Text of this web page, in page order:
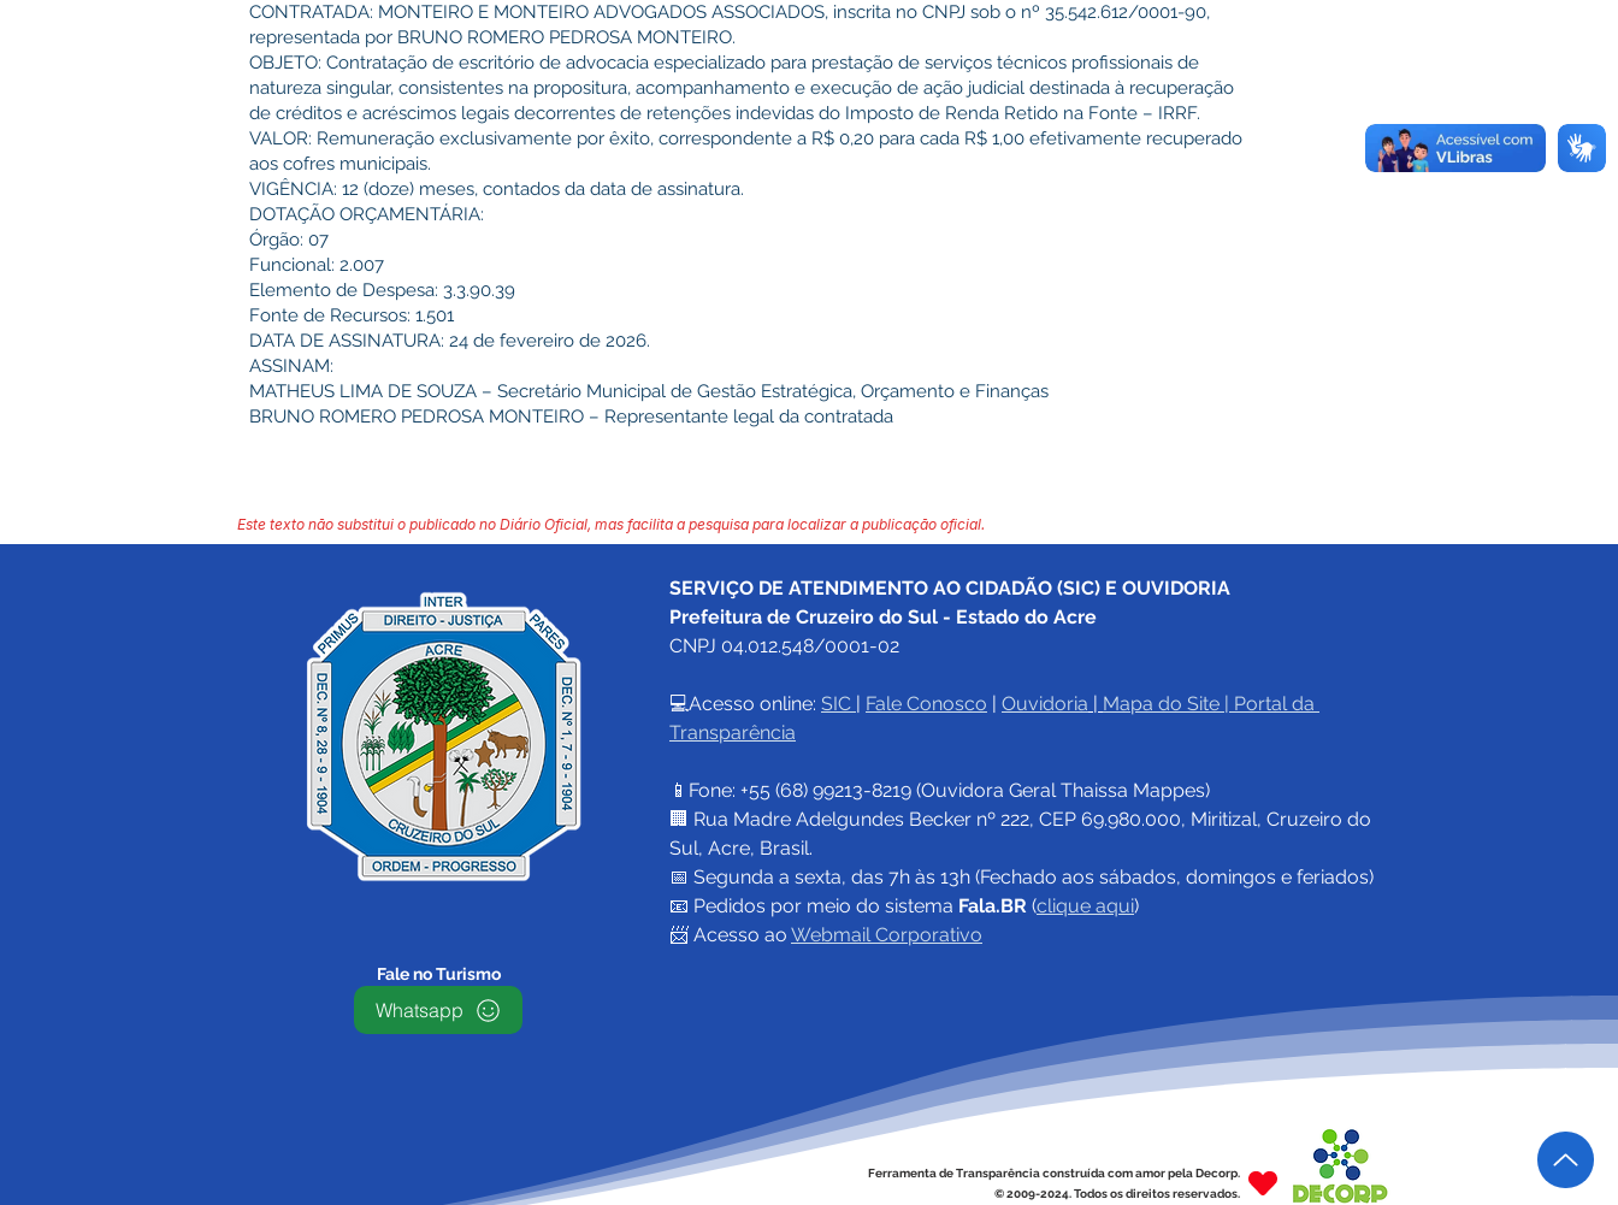
CONTRATADA: MONTEIRO E MONTEIRO ADVOGADOS ASSOCIADOS, inscrita no CNPJ sob o nº 35.542.612/0001-90,
representada por BRUNO ROMERO PEDROSA MONTEIRO.
OBJETO: Contratação de escritório de advocacia especializado para prestação de serviços técnicos profissionais de
natureza singular, consistentes na propositura, acompanhamento e execução de ação judicial destinada à recuperação
de créditos e acréscimos legais decorrentes de retenções indevidas do Imposto de Renda Retido na Fonte – IRRF.
VALOR: Remuneração exclusivamente por êxito, correspondente a R$ 0,20 para cada R$ 1,00 efetivamente recuperado
aos cofres municipais.
VIGÊNCIA: 12 (doze) meses, contados da data de assinatura.
DOTAÇÃO ORÇAMENTÁRIA:
Órgão: 07
Funcional: 2.007
Elemento de Despesa: 3.3.90.39
Fonte de Recursos: 1.501
DATA DE ASSINATURA: 24 de fevereiro de 2026.
ASSINAM:
MATHEUS LIMA DE SOUZA – Secretário Municipal de Gestão Estratégica, Orçamento e Finanças
BRUNO ROMERO PEDROSA MONTEIRO – Representante legal da contratada
Este texto não substitui o publicado no Diário Oficial, mas facilita a pesquisa para localizar a publicação oficial.
SERVIÇO DE ATENDIMENTO AO CIDADÃO (SIC) E OUVIDORIA
Prefeitura de Cruzeiro do Sul - Estado do Acre
CNPJ 04.012.548/0001-02
💻Acesso online: SIC | Fale Conosco | Ouvidoria | Mapa do Site | Portal da
Transparência
📱Fone: +55 (68) 99213-8219 (Ouvidora Geral Thaissa Mappes)
🏢 Rua Madre Adelgundes Becker nº 222, CEP 69.980.000, Miritizal, Cruzeiro do
Sul, Acre, Brasil.
📅 Segunda a sexta, das 7h às 13h (Fechado aos sábados, domingos e feriados)
📧 Pedidos por meio do sistema Fala.BR (clique aqui)
📨 Acesso ao Webmail Corporativo
Fale no Turismo
Whatsapp
Ferramenta de Transparência construída com amor pela Decorp.
© 2009-2024. Todos os direitos reservados.